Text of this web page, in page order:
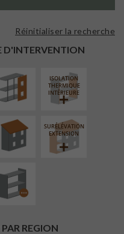
D'INTERVENTION
Réinitialiser la recherche
FAÇADE SUR
LINÉAIRE
ISOLATION
THERMIQUE
INTÉRIEURE
DES
TOITURES
SURÉLÉVATION
EXTENSION
PROCÉDÉ
REGION